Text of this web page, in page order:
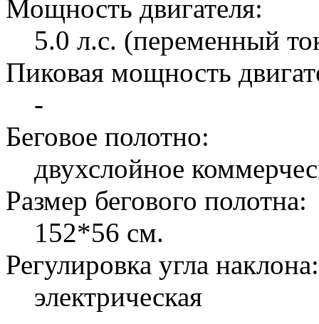
Мощность двигателя:
5.0 л.с. (переменный
Пиковая мощность
-
Беговое полотно:
двухслойное
Размер бегового полотна:
152*56 см.
Регулировка угла наклона:
электрическая